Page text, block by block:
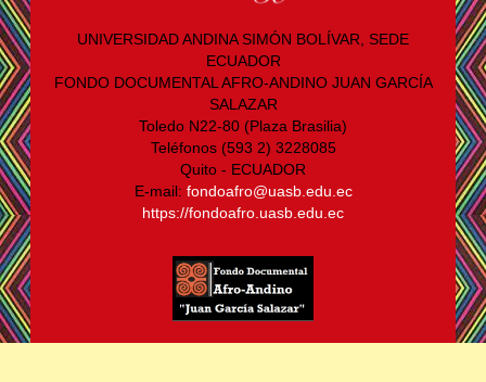
UNIVERSIDAD ANDINA SIMÓN BOLÍVAR, SEDE
ECUADOR
FONDO DOCUMENTAL AFRO-ANDINO JUAN GARCÍA
SALAZAR
Toledo N22-80 (Plaza Brasilia)
Teléfonos (593 2) 3228085
Quito - ECUADOR
E-mail: fondoafro@uasb.edu.ec
https://fondoafro.uasb.edu.ec